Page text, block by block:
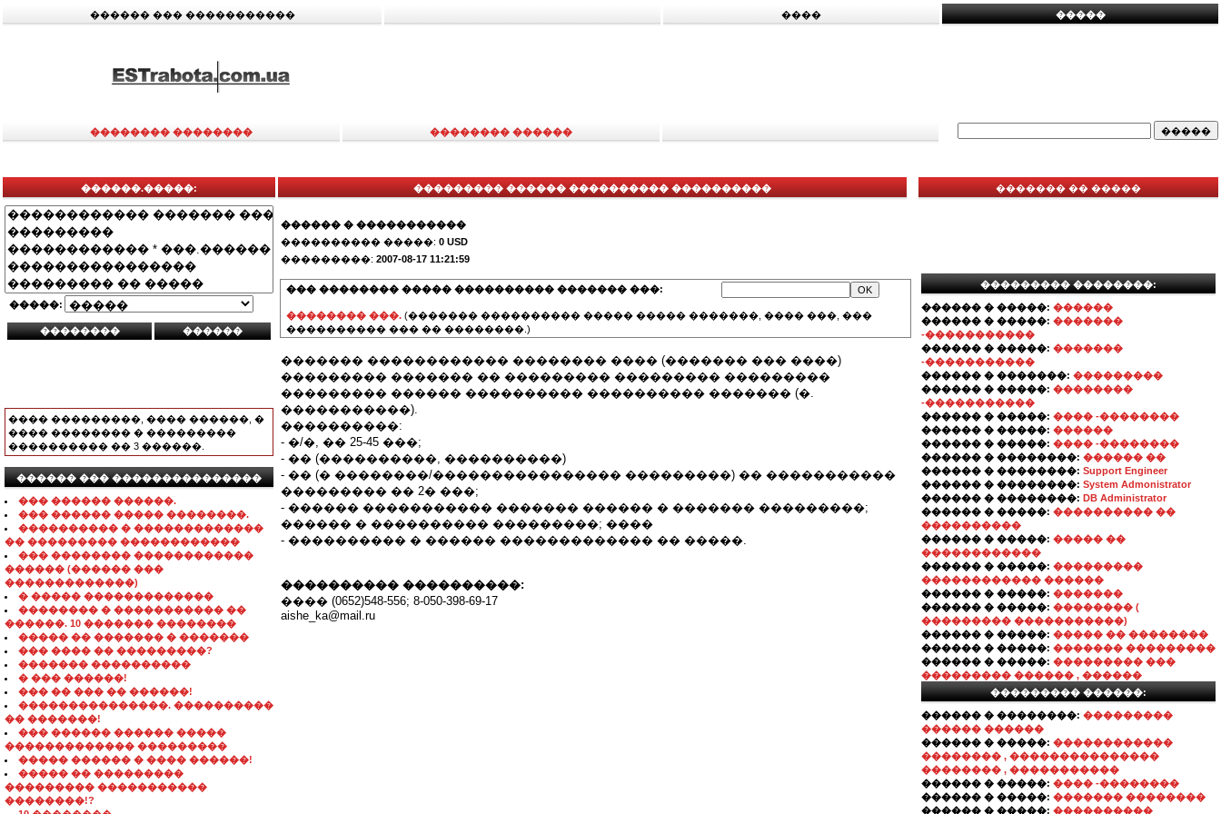
������ ��� ����������� ���� �����
�������� �������� �������� ������
������.�����:
�����:
���� ���������, ���� ������, �
���� �������� � ���������
���������� �� 3 ������.
������ ��� ���������������
��� ������ ������.
��� ������ ����� ��������.
���������� � �������������
�� ��������� ������������
��� �������� ������������
������ (������ ���
�������������)
� ����� �������������
�������� � ����������� ��
������. 10 ������� ��������
����� �� ������� � �������
��� ���� �� ���������?
������� ����������
� ��� ������!
��� �� ��� �� ������!
���������������. ����������
�� �������!
��� ������ ������ �����
������������� ���������
����� ������ � ���� ������!
����� �� ���������
��������� �����������
��������!?
��������� ������ ���������� ����������
������ � �����������
���������� �����: 0 USD
���������: 2007-08-17 11:21:59
��� �������� ����� ���������� ������� ���:
�������� ���. (������� ���������� ����� ����� �������, ���� ���, ���
���������� ��� �� ��������.)
������� ������������ �������� ���� (������� ��� ����)
��������� ������� �� ��������� ��������� ���������
��������� ������ ���������� ���������� ������� (�.
�����������).
����������:
- �/�, �� 25-45 ���;
- �� (����������, ����������)
- �� (� ��������/���������������� ���������) �� �����������
��������� �� 2� ���;
- ������ ����������� ������� ������ � ������� ���������;
������ � ���������� ���������; ����
- ���������� � ������ ������������� �� �����.
���������� ����������:
���� (0652)548-556; 8-050-398-69-17
aishe_ka@mail.ru
������� �� �����
��������� ��������:
������ � �����: ������
������ � �����: �������
-�����������
������ � �����: �������
-�����������
������ � �������: ���������
������ � �����: ��������
-�����������
������ � �����: ���� -��������
������ � �����: ������
������ � �����: ���� -��������
������ � ��������: ������ ��
������ � ��������: Support Engineer
������ � ��������: System Admonistrator
������ � ��������: DB Administrator
������ � �����: ���������� ��
����������
������ � �����: ����� ��
������������
������ � �����: ���������
������������ ������
������ � �����: �������
������ � �����: �������� (
��������� �����������)
������ � �����: ����� �� ��������
������ � �����: ������� ���������
������ � �����: ��������� ���
��������� ������ , ������
��������� ������:
������ � ��������: ���������
������ ������
������ � �����: ������������
�������� , ���������������
�������� , �����������
������ � �����: ���� -��������
������ � �����: ������� ��������
������ � �����: ����������